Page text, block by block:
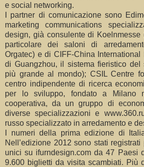
e social networking.
I partner di comunicazione sono
marketing communications
design, già consulente di
particolare dei saloni di
Orgatec) e di CIFF-China International
di Guangzhou, il sistema fieristico del
più grande al mondo); CSIL Centre
centro indipendente di ricerca
per lo sviluppo, fondato a Milano
cooperativa, da un gruppo di
diverse specializzazioni e
russo specializzato in arredamento e
I numeri della prima edizione di
Nell’edizione 2012 sono stati
unici su ifurndesign.com da 47 Paesi
9.600 biglietti da visita scambiati. Più